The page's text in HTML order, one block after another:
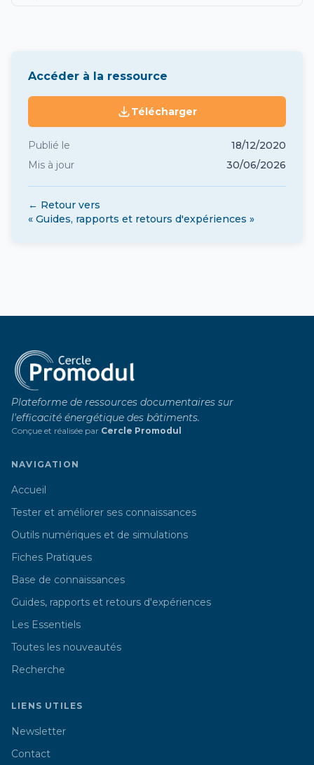
Accéder à la ressource
Télécharger
Publié le
18/12/2020
Mis à jour
30/06/2026
← Retour vers
« Guides, rapports et retours d'expériences »
Plateforme de ressources documentaires sur
l'efficacité énergétique des bâtiments.
Conçue et réalisée par Cercle Promodul
NAVIGATION
Accueil
Tester et améliorer ses connaissances
Outils numériques et de simulations
Fiches Pratiques
Base de connaissances
Guides, rapports et retours d'expériences
Les Essentiels
Toutes les nouveautés
Recherche
LIENS UTILES
Newsletter
Contact